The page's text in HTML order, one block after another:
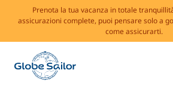
Prenota la tua vacanza in totale
assicurazioni complete, puoi pensare solo a
come assicurarti.